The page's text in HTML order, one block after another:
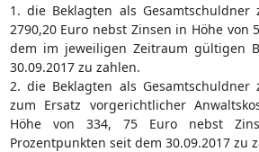
1. die Beklagten als
2790,20 Euro nebst Zinsen in Höhe von
dem im jeweiligen Zeitraum gültigen
30.09.2017 zu zahlen.
2. die Beklagten als
zum Ersatz vorgerichtlicher
Höhe von 334, 75 Euro nebst
Prozentpunkten seit dem 30.09.2017 zu